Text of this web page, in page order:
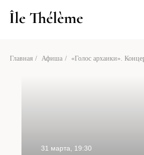
Главная / Афиша / «Голос архаики».
31 марта, 19:30